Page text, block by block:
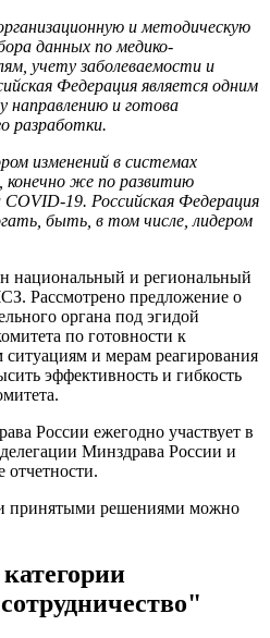
и методическую
данных по медико-
учету заболеваемости и
Федерация является одним
направлению и готова
разработки.
изменений в системах
конечно же по развитию
19. Российская Федерация
быть, в том числе, лидером
национальный и региональный
Рассмотрено предложение о
органа под эгидой
по готовности к
и мерам реагирования
эффективность и гибкость
России ежегодно участвует в
Минздрава России и
отчетности.
принятыми решениями можно